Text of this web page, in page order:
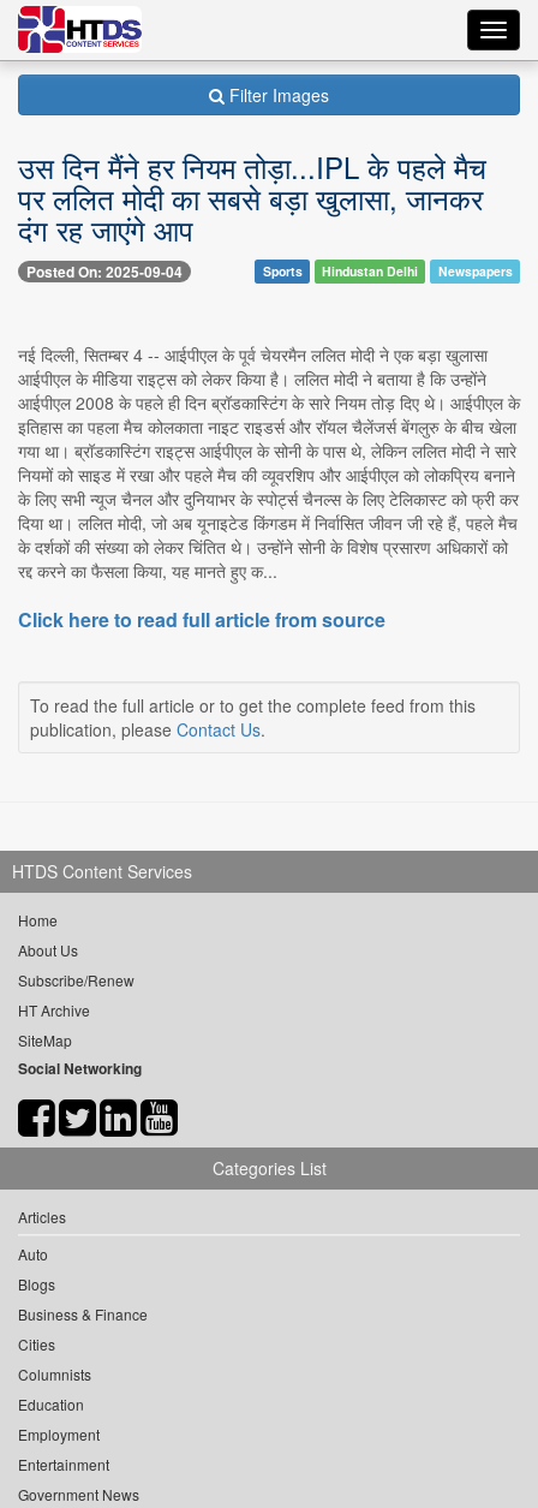
Filter Images
उस दिन मैंने हर नियम तोड़ा...IPL के पहले मैच
पर ललित मोदी का सबसे बड़ा खुलासा, जानकर
दंग रह जाएंगे आप
Posted On: 2025-09-04 Sports Hindustan Delhi Newspapers
नई दिल्ली, सितम्बर 4 -- आईपीएल के पूर्व चेयरमैन ललित मोदी ने एक बड़ा खुलासा
आईपीएल के मीडिया राइट्स को लेकर किया है। ललित मोदी ने बताया है कि उन्होंने
आईपीएल 2008 के पहले ही दिन ब्रॉडकास्टिंग के सारे नियम तोड़ दिए थे। आईपीएल के
इतिहास का पहला मैच कोलकाता नाइट राइडर्स और रॉयल चैलेंजर्स बेंगलुरु के बीच खेला
गया था। ब्रॉडकास्टिंग राइट्स आईपीएल के सोनी के पास थे, लेकिन ललित मोदी ने सारे
नियमों को साइड में रखा और पहले मैच की व्यूवरशिप और आईपीएल को लोकप्रिय बनाने
के लिए सभी न्यूज चैनल और दुनियाभर के स्पोर्ट्स चैनल्स के लिए टेलिकास्ट को फ्री कर
दिया था। ललित मोदी, जो अब यूनाइटेड किंगडम में निर्वासित जीवन जी रहे हैं, पहले मैच
के दर्शकों की संख्या को लेकर चिंतित थे। उन्होंने सोनी के विशेष प्रसारण अधिकारों को
रद्द करने का फैसला किया, यह मानते हुए क...
Click here to read full article from source
To read the full article or to get the complete feed from this
publication, please Contact Us.
HTDS Content Services
Home
About Us
Subscribe/Renew
HT Archive
SiteMap
Social Networking
Categories List
Articles
Auto
Blogs
Business & Finance
Cities
Columnists
Education
Employment
Entertainment
Government News